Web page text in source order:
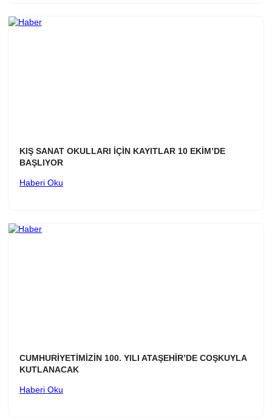
KIŞ SANAT OKULLARI İÇİN KAYITLAR 10 EKİM’DE
BAŞLIYOR
Haberi Oku
CUMHURİYETİMİZİN 100. YILI ATAŞEHİR’DE COŞKUYLA
KUTLANACAK
Haberi Oku